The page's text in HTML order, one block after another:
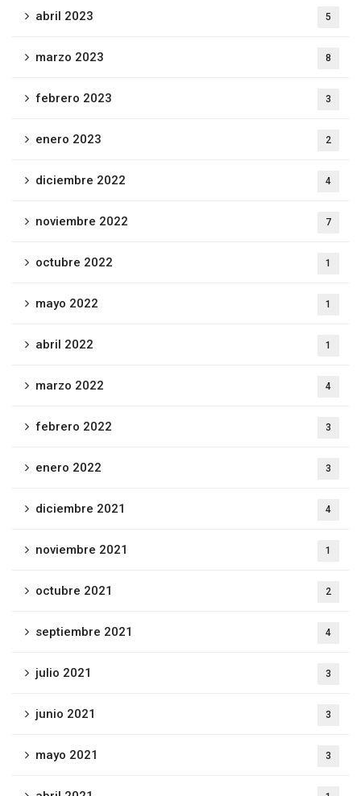
abril 2023 5
marzo 2023 8
febrero 2023 3
enero 2023 2
diciembre 2022 4
noviembre 2022 7
octubre 2022 1
mayo 2022 1
abril 2022 1
marzo 2022 4
febrero 2022 3
enero 2022 3
diciembre 2021 4
noviembre 2021 1
octubre 2021 2
septiembre 2021 4
julio 2021 3
junio 2021 3
mayo 2021 3